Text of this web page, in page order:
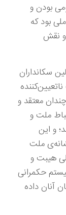
بودن و
بود که
و نقش
سکانداران
معتقد و
ملت و
و این
ملت
هیبت و
حکمرانی
آنان داده